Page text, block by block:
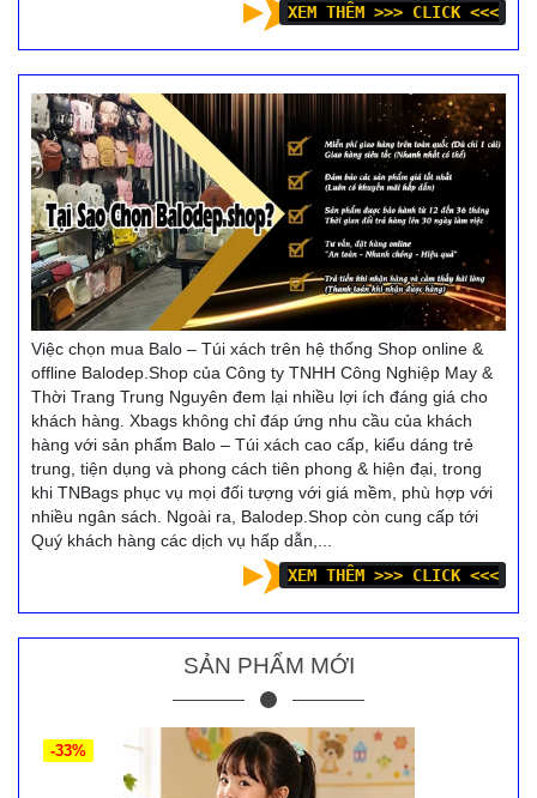
XEM THÊM >>> CLICK <<<
Việc chọn mua Balo – Túi xách trên hệ thống Shop online &
offline Balodep.Shop của Công ty TNHH Công Nghiệp May &
Thời Trang Trung Nguyên đem lại nhiều lợi ích đáng giá cho
khách hàng. Xbags không chỉ đáp ứng nhu cầu của khách
hàng với sản phẩm Balo – Túi xách cao cấp, kiểu dáng trẻ
trung, tiện dụng và phong cách tiên phong & hiện đại, trong
khi TNBags phục vụ mọi đối tượng với giá mềm, phù hợp với
nhiều ngân sách. Ngoài ra, Balodep.Shop còn cung cấp tới
Quý khách hàng các dịch vụ hấp dẫn,...
XEM THÊM >>> CLICK <<<
SẢN PHẨM MỚI
-33%